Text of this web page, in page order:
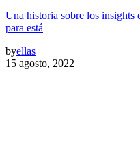
Una historia sobre los insights
para está
byellas
15 agosto, 2022